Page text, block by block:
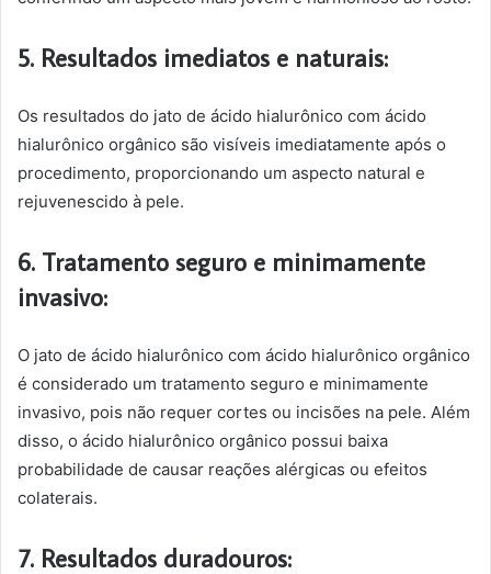
5. Resultados imediatos e naturais:
Os resultados do jato de ácido hialurônico com ácido
hialurônico orgânico são visíveis imediatamente após o
procedimento, proporcionando um aspecto natural e
rejuvenescido à pele.
6. Tratamento seguro e minimamente
invasivo:
O jato de ácido hialurônico com ácido hialurônico orgânico
é considerado um tratamento seguro e minimamente
invasivo, pois não requer cortes ou incisões na pele. Além
disso, o ácido hialurônico orgânico possui baixa
probabilidade de causar reações alérgicas ou efeitos
colaterais.
7. Resultados duradouros: